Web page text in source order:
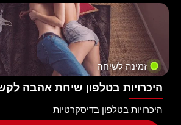
זמינה לשיחה
היכרויות בטלפון שיחת אהבה
היכרויות בטלפון בדיסקרטיות